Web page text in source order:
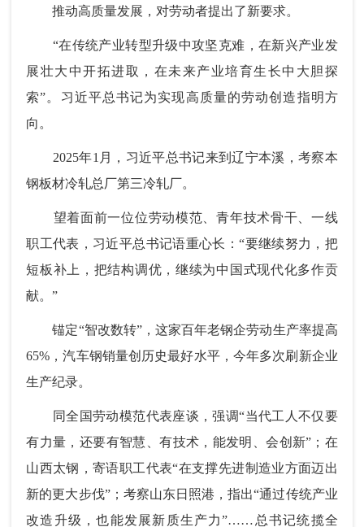
推动高质量发展，对劳动者提出了新要求。
“在传统产业转型升级中攻坚克难，在新兴产业发
展壮大中开拓进取，在未来产业培育生长中大胆探
索”。习近平总书记为实现高质量的劳动创造指明方
向。
2025年1月，习近平总书记来到辽宁本溪，考察本
钢板材冷轧总厂第三冷轧厂。
望着面前一位位劳动模范、青年技术骨干、一线
职工代表，习近平总书记语重心长：“要继续努力，把
短板补上，把结构调优，继续为中国式现代化多作贡
献。”
锚定“智改数转”，这家百年老钢企劳动生产率提高
65%，汽车钢销量创历史最好水平，今年多次刷新企业
生产纪录。
同全国劳动模范代表座谈，强调“当代工人不仅要
有力量，还要有智慧、有技术，能发明、会创新”；在
山西太钢，寄语职工代表“在支撑先进制造业方面迈出
新的更大步伐”；考察山东日照港，指出“通过传统产业
改造升级，也能发展新质生产力”……总书记统揽全